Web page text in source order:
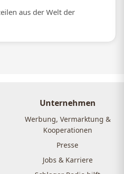
aus der Welt der
Unternehmen
Werbung, Vermarktung &
Kooperationen
Presse
Jobs & Karriere